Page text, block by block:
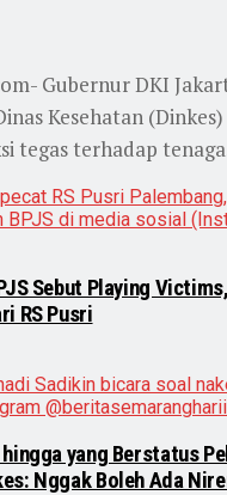
Gubernur DKI
Kesehatan
tegas terhadap
Sebut Playing
RS Pusri
yang Berstatus
Nggak Boleh Ada